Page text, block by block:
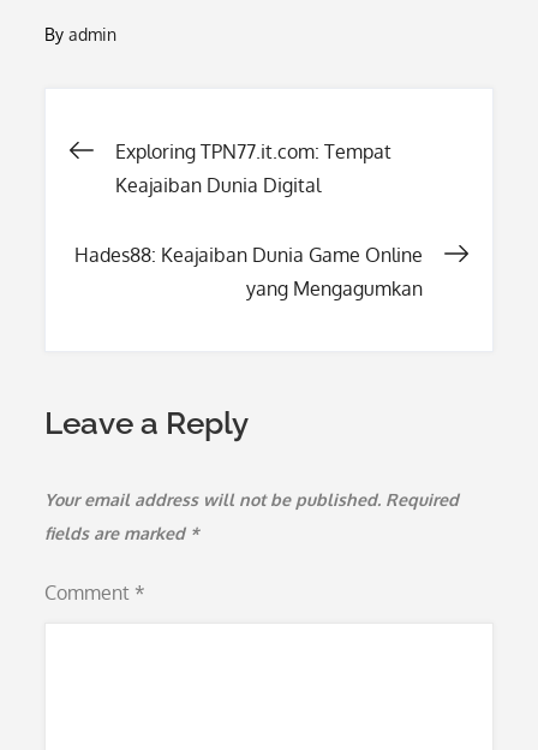
Byadmin
Post
Exploring TPN77.it.com: Tempat
Keajaiban Dunia Digital
Hades88: Keajaiban Dunia Game Online
yang Mengagumkan
Leave a Reply
Your email address will not be published. Required
fields are marked *
Comment *